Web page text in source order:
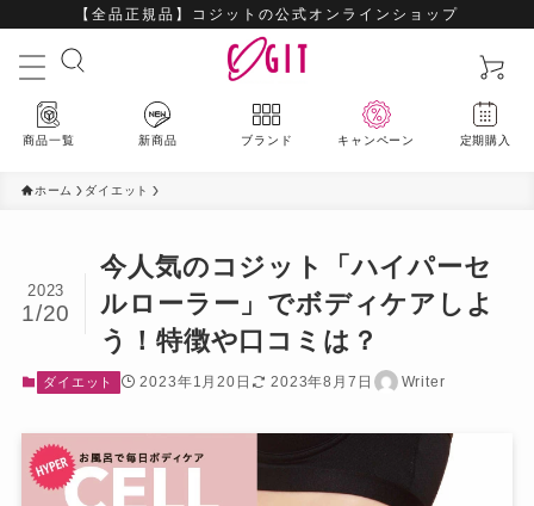
【全品正規品】コジットの公式オンラインショップ
商品一覧 新商品 ブランド キャンペーン 定期購入
最新入荷アイテムはこちら
ハウスウェア
ファッション
ホーム ダイエット
今人気のコジット「ハイパーセ
ルローラー」でボディケアしよ
う！特徴や口コミは？
2023
1/20
ダイエット 2023年1月20日 2023年8月7日 Writer